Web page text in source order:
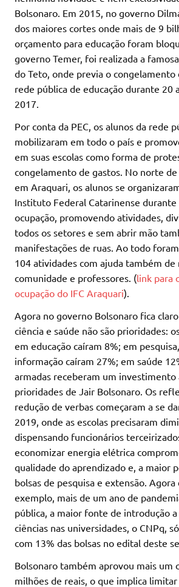
Bolsonaro. Em 2015, no governo
dos maiores cortes onde mais de 9
orçamento para educação foram
governo Temer, foi realizada a
do Teto, onde previa o congelamento
rede pública de educação durante 20
2017.
Por conta da PEC, os alunos da rede
mobilizaram em todo o país e
em suas escolas como forma de
congelamento de gastos. No norte de
em Araquari, os alunos se
Instituto Federal Catarinense durante
ocupação, promovendo atividades,
todos os setores e sem abrir mão
manifestações de ruas. Ao todo
104 atividades com ajuda também de
comunidade e professores. (link para
ocupação do IFC Araquari).
Agora no governo Bolsonaro fica claro
ciência e saúde não são prioridades:
em educação caíram 8%; em
informação caíram 27%; em saúde
armadas receberam um investimento
prioridades de Jair Bolsonaro. Os
redução de verbas começaram a se
2019, onde as escolas precisaram
dispensando funcionários
economizar energia elétrica
qualidade do aprendizado e, a maior
bolsas de pesquisa e extensão.
exemplo, mais de um ano de
pública, a maior fonte de introdução a
ciências nas universidades, o CNPq,
com 13% das bolsas no edital deste
Bolsonaro também aprovou mais um
milhões de reais, o que implica